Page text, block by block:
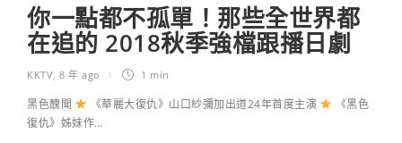
你一點都不孤單！那些全世界都
在追的 2018秋季強檔跟播日劇
KKTV 8 年 ago 1 min
黑色醜聞 《華麗大復仇》山口紗彌加出道24年首度主演
《黑色
復仇》姊妹作…